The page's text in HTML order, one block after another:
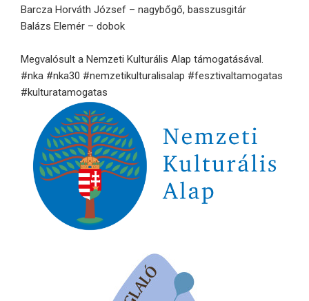
Barcza Horváth József – nagybőgő, basszusgitár
Balázs Elemér – dobok
Megvalósult a Nemzeti Kulturális Alap támogatásával.
#nka #nka30 #nemzetikulturalisalap #fesztivaltamogatas
#kulturatamogatas